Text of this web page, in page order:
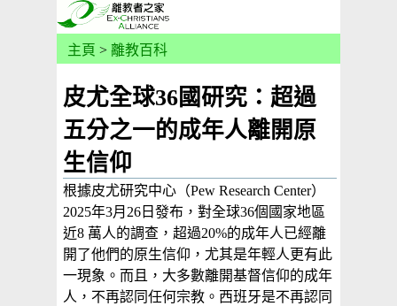
主頁 > 離教百科
皮尤全球36國研究：超過
五分之一的成年人離開原
生信仰
根據皮尤研究中心（Pew Research Center）
2025年3月26日發布，對全球36個國家地區
近8 萬人的調查，超過20%的成年人已經離
開了他們的原生信仰，尤其是年輕人更有此
一現象。而且，大多數離開基督信仰的成年
人，不再認同任何宗教。西班牙是不再認同